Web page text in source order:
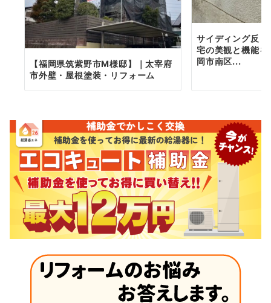
【福岡県筑紫野市M様邸】｜太宰府
市外壁・屋根塗装・リフォーム
サイディング反
宅の美観と機能
岡市南区...